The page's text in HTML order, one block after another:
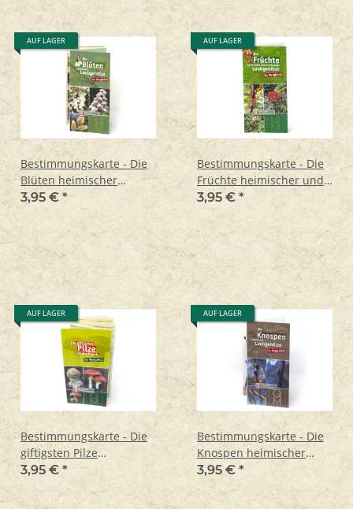
AUF LAGER
Bestimmungskarte - Die
Blüten heimischer
Laubgehölze
3,95 € *
AUF LAGER
Bestimmungskarte - Die
Früchte heimischer und
kultivierter Laubgehölzer
3,95 € *
AUF LAGER
Bestimmungskarte - Die
giftigsten Pilze
Deutschlands
3,95 € *
AUF LAGER
Bestimmungskarte - Die
Knospen heimischer
Laubgehölze
3,95 € *